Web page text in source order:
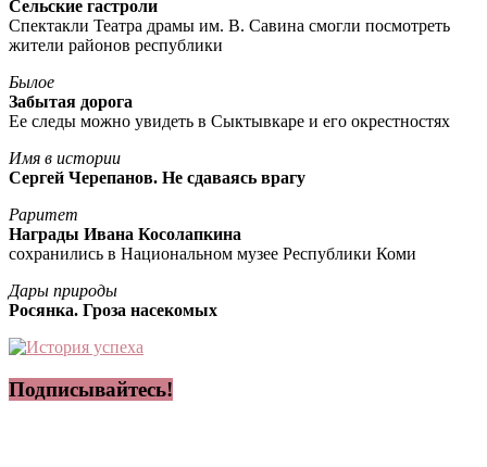
Сельские гастроли
Спектакли Театра драмы им. В. Савина смогли посмотреть
жители районов республики
Былое
Забытая дорога
Ее следы можно увидеть в Сыктывкаре и его окрестностях
Имя в истории
Сергей Черепанов. Не сдаваясь врагу
Раритет
Награды Ивана Косолапкина
сохранились в Национальном музее Республики Коми
Дары природы
Росянка. Гроза насекомых
Подписывайтесь!